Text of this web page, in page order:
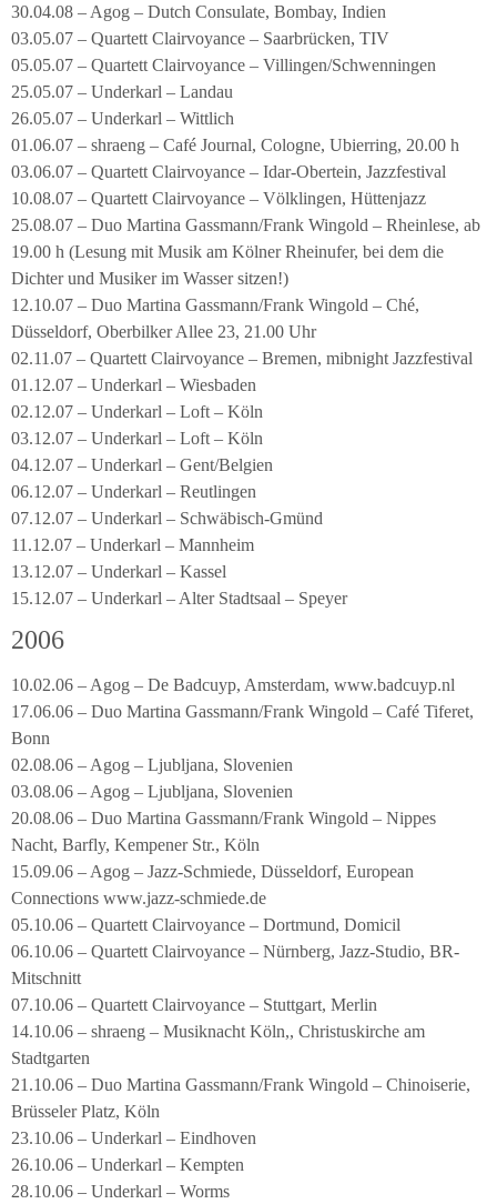
30.04.08 – Agog – Dutch Consulate, Bombay, Indien
03.05.07 – Quartett Clairvoyance – Saarbrücken, TIV
05.05.07 – Quartett Clairvoyance – Villingen/Schwenningen
25.05.07 – Underkarl – Landau
26.05.07 – Underkarl – Wittlich
01.06.07 – shraeng – Café Journal, Cologne, Ubierring, 20.00 h
03.06.07 – Quartett Clairvoyance – Idar-Obertein, Jazzfestival
10.08.07 – Quartett Clairvoyance – Völklingen, Hüttenjazz
25.08.07 – Duo Martina Gassmann/Frank Wingold – Rheinlese, ab
19.00 h (Lesung mit Musik am Kölner Rheinufer, bei dem die
Dichter und Musiker im Wasser sitzen!)
12.10.07 – Duo Martina Gassmann/Frank Wingold – Ché,
Düsseldorf, Oberbilker Allee 23, 21.00 Uhr
02.11.07 – Quartett Clairvoyance – Bremen, mibnight Jazzfestival
01.12.07 – Underkarl – Wiesbaden
02.12.07 – Underkarl – Loft – Köln
03.12.07 – Underkarl – Loft – Köln
04.12.07 – Underkarl – Gent/Belgien
06.12.07 – Underkarl – Reutlingen
07.12.07 – Underkarl – Schwäbisch-Gmünd
11.12.07 – Underkarl – Mannheim
13.12.07 – Underkarl – Kassel
15.12.07 – Underkarl – Alter Stadtsaal – Speyer
2006
10.02.06 – Agog – De Badcuyp, Amsterdam, www.badcuyp.nl
17.06.06 – Duo Martina Gassmann/Frank Wingold – Café Tiferet,
Bonn
02.08.06 – Agog – Ljubljana, Slovenien
03.08.06 – Agog – Ljubljana, Slovenien
20.08.06 – Duo Martina Gassmann/Frank Wingold – Nippes
Nacht, Barfly, Kempener Str., Köln
15.09.06 – Agog – Jazz-Schmiede, Düsseldorf, European
Connections www.jazz-schmiede.de
05.10.06 – Quartett Clairvoyance – Dortmund, Domicil
06.10.06 – Quartett Clairvoyance – Nürnberg, Jazz-Studio, BR-
Mitschnitt
07.10.06 – Quartett Clairvoyance – Stuttgart, Merlin
14.10.06 – shraeng – Musiknacht Köln,, Christuskirche am
Stadtgarten
21.10.06 – Duo Martina Gassmann/Frank Wingold – Chinoiserie,
Brüsseler Platz, Köln
23.10.06 – Underkarl – Eindhoven
26.10.06 – Underkarl – Kempten
28.10.06 – Underkarl – Worms